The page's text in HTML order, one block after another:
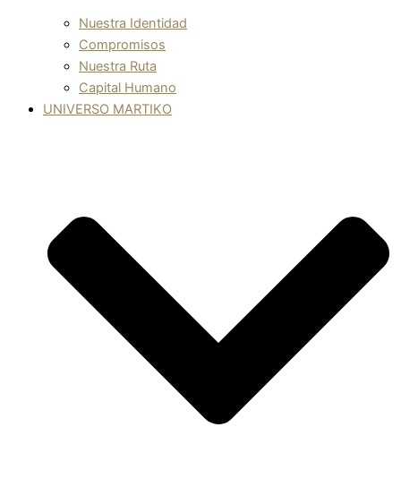
Nuestra Identidad
Compromisos
Nuestra Ruta
Capital Humano
UNIVERSO MARTIKO